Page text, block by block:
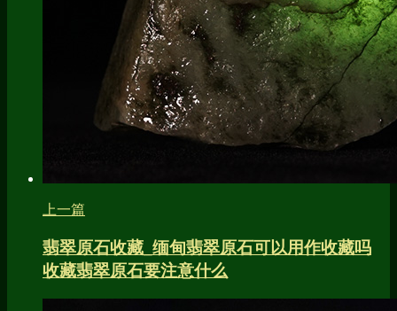
上一篇
翡翠原石收藏_缅甸翡翠原石可以用作收藏吗
收藏翡翠原石要注意什么